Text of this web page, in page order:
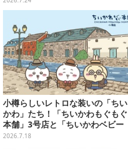
小樽らしいレトロな装いの「ちい
かわ」たち！「ちいかわもぐもぐ
本舗」3号店と「ちいかわベビー
カステラ」がいよいよオープン
2026.7.18